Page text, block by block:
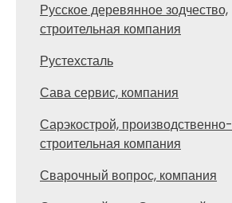
Русское деревянное зодчество,
строительная компания
Рустехсталь
Сава сервис, компания
Сарэкострой, производственно-
строительная компания
Сварочный вопрос, компания